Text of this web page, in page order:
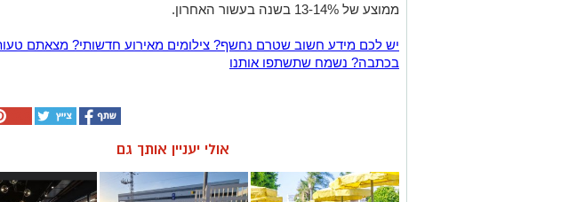
ממוצע של 13-14% בשנה בעשור האחרון.
יש לכם מידע חשוב שטרם נחשף? צילומים מאירוע חדשותי? מצאתם
בכתבה? נשמח שתשתפו אותנו
אולי יעניין אותך גם